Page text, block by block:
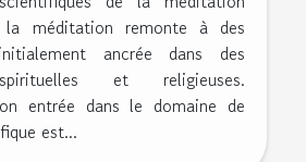
la méditation remonte à des
ancrée dans des
et religieuses.
entrée dans le domaine de
est...